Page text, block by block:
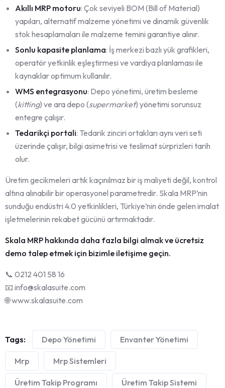
Akıllı MRP motoru: Çok seviyeli BOM (Bill of Material)
yapıları, alternatif malzeme yönetimi ve dinamik güvenlik
stok hesaplamaları ile malzeme temini garantiye alınır.
Sonlu kapasite planlama: İş merkezi bazlı yük grafikleri,
operatör yetkinlik eşleştirmesi ve vardiya planlaması ile
kaynaklar optimum kullanılır.
WMS entegrasyonu: Depo yönetimi, üretim besleme
(kitting) ve ara depo (supermarket) yönetimi sorunsuz
entegre çalışır.
Tedarikçi portali: Tedarik zinciri ortakları aynı veri seti
üzerinde çalışır, bilgi asimetrisi ve teslimat sürprizleri tarih
olur.
Üretim gecikmeleri artık kaçınılmaz bir iş maliyeti değil, kontrol
altına alınabilir bir operasyonel parametredir. Skala MRP’nin
sunduğu endüstri 4.0 yetkinlikleri, Türkiye’nin önde gelen imalat
işletmelerinin rekabet gücünü artırmaktadır.
Skala MRP hakkında daha fazla bilgi almak ve ücretsiz
demo talep etmek için bizimle iletişime geçin.
📞 0212 401 58 16
📧 info@skalasuite.com
🌐 www.skalasuite.com
Tags: Depo Yönetimi Envanter Yönetimi
Mrp Mrp Sistemleri
Üretim Takip Programı Üretim Takip Sistemi